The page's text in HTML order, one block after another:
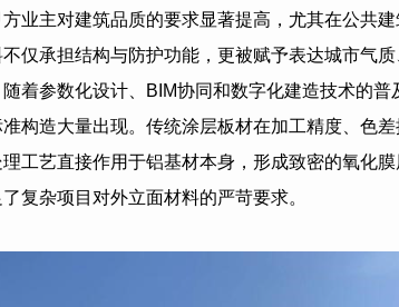
业主对建筑品质的要求显著提高，尤其在公共
仅承担结构与防护功能，更被赋予表达城市气质
着参数化设计、
BIM协同和数字化建造技术的普
准构造大量出现。传统涂层板材在加工精度、色
工艺直接作用于铝基材本身，形成致密的氧化
复杂项目对外立面材料的严苛要求。